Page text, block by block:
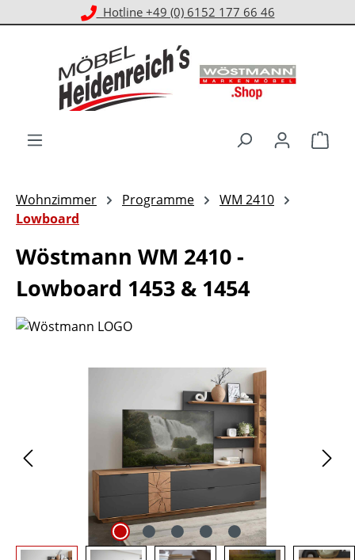
Zum Hauptinhalt springen
Kostenloser Versand ab 1.000 € EKwert**
Wohnzimmer Programme
WM 2410
Lowboard
Wöstmann WM 2410 -
Lowboard 1453 & 1454